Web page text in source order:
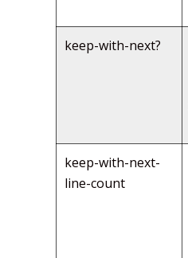
keep-with-next?
keep-with-next-
line-count